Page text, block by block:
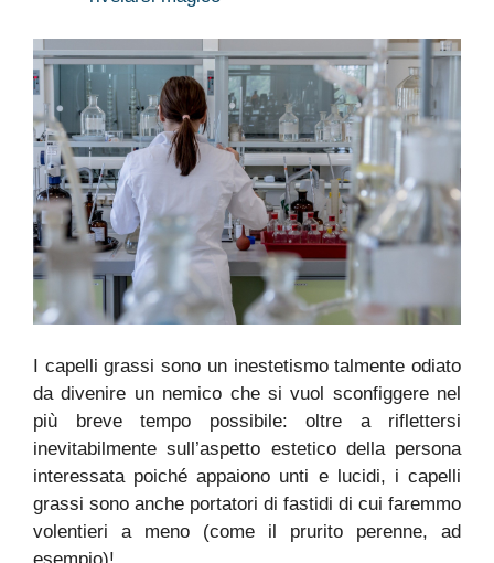
I capelli grassi sono un inestetismo talmente odiato
da divenire un nemico che si vuol sconfiggere nel
più breve tempo possibile: oltre a riflettersi
inevitabilmente sull’aspetto estetico della persona
interessata poiché appaiono unti e lucidi, i capelli
grassi sono anche portatori di fastidi di cui faremmo
volentieri a meno (come il prurito perenne, ad